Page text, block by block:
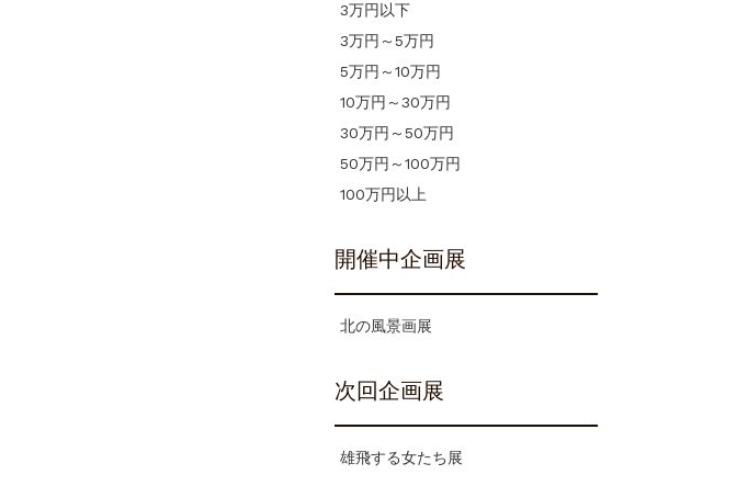
3万円以下
3万円～5万円
5万円～10万円
10万円～30万円
30万円～50万円
50万円～100万円
100万円以上
開催中企画展
北の風景画展
次回企画展
雄飛する女たち展